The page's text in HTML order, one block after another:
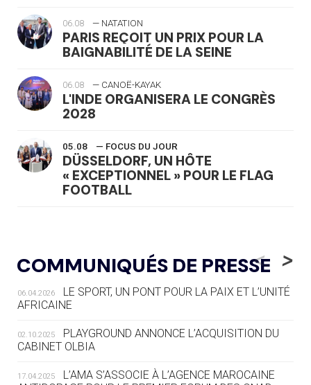
06.08 — NATATION
PARIS REÇOIT UN PRIX POUR LA
BAIGNABILITÉ DE LA SEINE
06.08 — CANOË-KAYAK
L'INDE ORGANISERA LE CONGRÈS
2028
05.08 — FOCUS DU JOUR
DÜSSELDORF, UN HÔTE
« EXCEPTIONNEL » POUR LE FLAG
FOOTBALL
LE RÊVE DE VOIR LA LUGE ALPINE
AUX JO « N'EST PAS FINI »
05.08 — TIR À L'ARC
DES MONDIAUX À BRISBANE SUR LA
ROUTE DES JO 2032
LE VILLAGE OLYMPIQUE DES ARAVIS
COMMUNIQUÉS DE PRESSE
<
06.04.2026
LE SPORT, UN PONT POUR LA PAIX ET L’UNITÉ
AFRICAINE
02.10.2025
PLAYGROUND ANNONCE L’ACQUISITION DU
CABINET OLBIA
17.04.2025
L’AMA S’ASSOCIE À L’AGENCE MAROCAINE
>